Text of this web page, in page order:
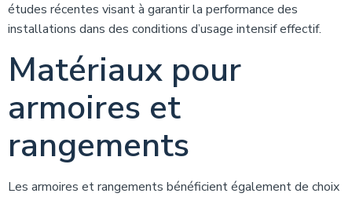
études récentes visant à garantir la performance des
installations dans des conditions d’usage intensif effectif.
Matériaux pour
armoires et
rangements
Les armoires et rangements bénéficient également de choix